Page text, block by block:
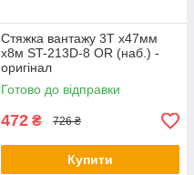
Стяжка вантажу 3T х47мм
х8м ST-213D-8 OR (наб.) -
оригінал
Готово до відправки
472 ₴ 726 ₴
Купити